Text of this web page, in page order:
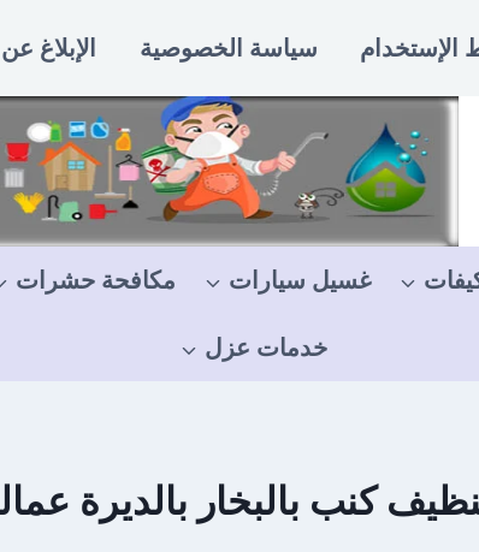
سياسة الخصوصية الإبلاغ
غسيل سيارات مكافحة حشرات
خدمات عزل
كنب بالبخار بالديرة